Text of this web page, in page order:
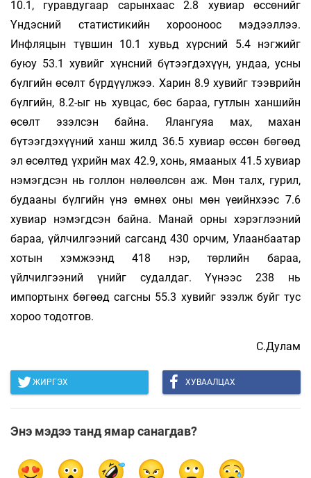
10.1, гуравдугаар сарынхаас 2.8 хувиар өссөнийг
Үндэсний статистикийн хорооноос мэдээллээ.
Инфляцын түвшин 10.1 хувьд хүрсний 5.4 нэгжийг
буюу 53.1 хувийг хүнсний бүтээгдэхүүн, ундаа, усны
бүлгийн өсөлт бүрдүүлжээ. Харин 8.9 хувийг тээврийн
бүлгийн, 8.2-ыг нь хувцас, бөс бараа, гутлын ханшийн
өсөлт эзэлсэн байна. Ялангуяа мах, махан
бүтээгдэхүүний ханш жилд 36.5 хувиар өссөн бөгөөд
эл өсөлтөд үхрийн мах 42.9, хонь, ямааных 41.5 хувиар
нэмэгдсэн нь голлон нөлөөлсөн аж. Мөн талх, гурил,
будааны бүлгийн үнэ өмнөх оны мөн үеийнхээс 7.6
хувиар нэмэгдсэн байна. Манай орны хэрэглээний
бараа, үйлчилгээний сагсанд 430 орчим, Улаанбаатар
хотын хэмжээнд 418 нэр, төрлийн бараа,
үйлчилгээний үнийг судалдаг. Үүнээс 238 нь
импортынх бөгөөд сагсны 55.3 хувийг эзэлж буйг тус
хороо тодотгов.
С.Дулам
ЖИРГЭХ ХУВААЛЦАХ
Энэ мэдээ танд ямар санагдав?